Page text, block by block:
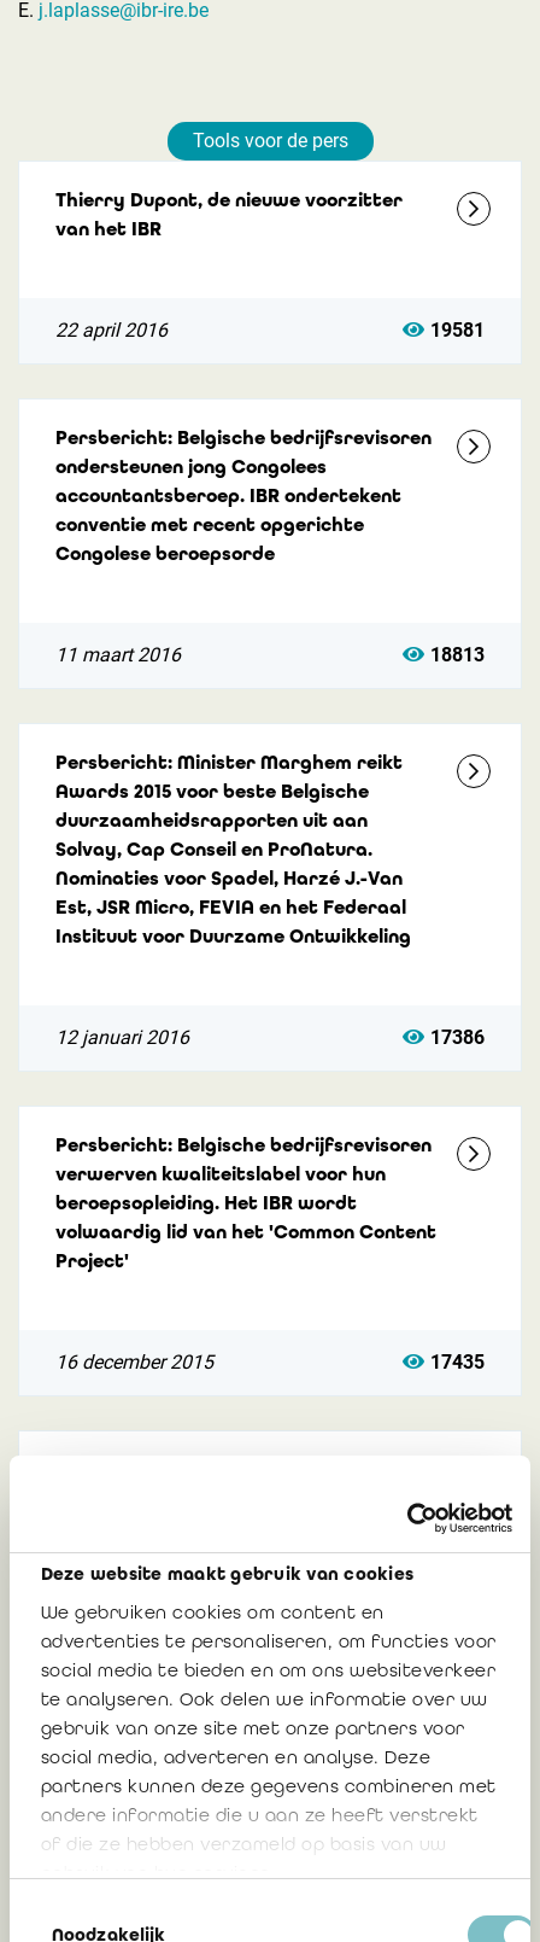
Deze website maakt gebruik van cookies
We gebruiken cookies om content en
advertenties te personaliseren, om functies voor
social media te bieden en om ons websiteverkeer
te analyseren. Ook delen we informatie over uw
gebruik van onze site met onze partners voor
social media, adverteren en analyse. Deze
partners kunnen deze gegevens combineren met
andere informatie die u aan ze heeft verstrekt
of die ze hebben verzameld op basis van uw
Noodzakelijk
E. j.laplasse@ibr-ire.be
Tools voor de pers
Thierry Dupont, de nieuwe voorzitter
van het IBR
22 april 2016 19581
Persbericht: Belgische bedrijfsrevisoren
ondersteunen jong Congolees
accountantsberoep. IBR ondertekent
conventie met recent opgerichte
Congolese beroepsorde
11 maart 2016 18813
Persbericht: Minister Marghem reikt
Awards 2015 voor beste Belgische
duurzaamheidsrapporten uit aan
Solvay, Cap Conseil en ProNatura.
Nominaties voor Spadel, Harzé J.-Van
Est, JSR Micro, FEVIA en het Federaal
Instituut voor Duurzame Ontwikkeling
12 januari 2016 17386
Persbericht: Belgische bedrijfsrevisoren
verwerven kwaliteitslabel voor hun
beroepsopleiding. Het IBR wordt
volwaardig lid van het 'Common Content
Project'
16 december 2015 17435
praktische tips voor een goede werking
van de ondernemingsraad
4 december 2015 17851
Persbericht: opvolging verzekerd! Het
IBR lanceert een platform voor de
waardering van ondernemingen
6 oktober 2015 17295